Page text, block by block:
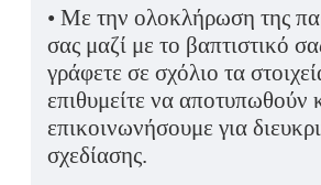
• Με την ολοκλήρωση της
σας μαζί με το βαπτιστικό
γράφετε σε σχόλιο τα
επιθυμείτε να αποτυπωθούν
επικοινωνήσουμε για
σχεδίασης.